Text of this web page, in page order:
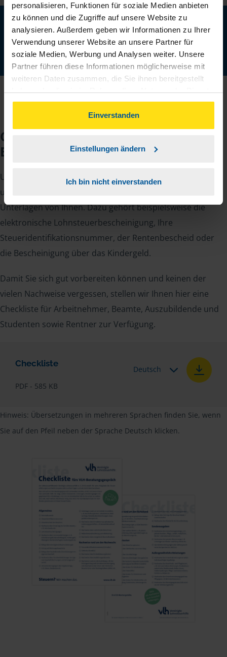
personalisieren, Funktionen für soziale Medien anbieten
zu können und die Zugriffe auf unsere Website zu
analysieren. Außerdem geben wir Informationen zu Ihrer
Verwendung unserer Website an unsere Partner für
soziale Medien, Werbung und Analysen weiter. Unsere
Partner führen diese Informationen möglicherweise mit
weiteren Daten zusammen, die Sie ihnen bereitgestellt
haben oder die sie im Rahmen Ihrer Nutzung der Dienste
gesammelt haben. Indem Sie auf Einverstanden klicken,
können Sie der Verwendung von Cookies, gemäß
unserer➔ Datenschutzrichtliniezustimmen.
Einverstanden
Einstellungen ändern
Ich bin nicht einverstanden
Neu: Jetzt auch digital Mitglied werden!
Schnell, einfach und komplett online - ohne Termin.
Jetzt digital starten
Checkliste für Ihr
Beratungsgespräch
Um Ihre Steuererklärung erstellen zu können, benötigen
unsere Beraterinnen und Berater eine Reihe von
Unterlagen von Ihnen. Dazu gehört beispielsweise die
elektronische Lohnsteuerbescheinigung, Ihre
Steueridentifikationsnummer, der Rentenbescheid oder
die Bescheinigung über das Kindergeld.
Damit Sie sich gut vorbereiten können und keinen der
vielen Nachweise vergessen, stellen wir Ihnen hier eine
Checkliste für Arbeitnehmer, Beamte, Auszubildende und
Studenten sowie Rentner zur Verfügung.
Checkliste
PDF - 585 KB
Deutsch
Hinweis: Übersetzungen in mehreren Sprachen finden Sie, wenn
Sie auf den Pfeil neben der Sprache Deutsch klicken.